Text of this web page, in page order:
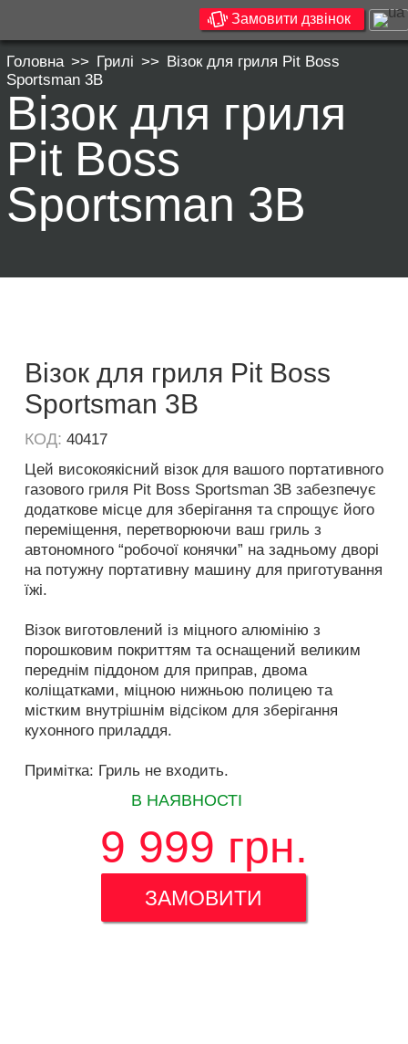
Замовити дзвінок
Головна >> Грилі >> Візок для гриля Pit Boss
Sportsman 3B
Візок для гриля
Pit Boss
Sportsman 3B
Візок для гриля Pit Boss
Sportsman 3B
КОД: 40417
Цей високоякісний візок для вашого портативного
газового гриля Pit Boss Sportsman 3B забезпечує
додаткове місце для зберігання та спрощує його
переміщення, перетворюючи ваш гриль з
автономного “робочої конячки” на задньому дворі
на потужну портативну машину для приготування
їжі.
Візок виготовлений із міцного алюмінію з
порошковим покриттям та оснащений великим
переднім піддоном для приправ, двома
коліщатками, міцною нижньою полицею та
містким внутрішнім відсіком для зберігання
кухонного приладдя.
Примітка: Гриль не входить.
В НАЯВНОСТІ
9 999 грн.
ЗАМОВИТИ